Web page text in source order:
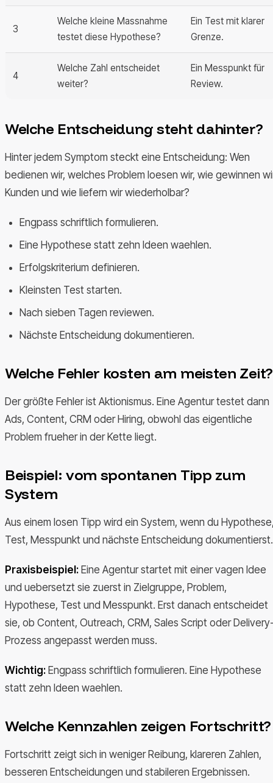
3
Welche kleine Massnahme
testet diese Hypothese?
Ein Test mit klarer
Grenze.
4
Welche Zahl entscheidet
weiter?
Ein Messpunkt für
Review.
Welche Entscheidung steht dahinter?
Hinter jedem Symptom steckt eine Entscheidung: Wen
bedienen wir, welches Problem loesen wir, wie gewinnen
Kunden und wie liefern wir wiederholbar?
Engpass schriftlich formulieren.
Eine Hypothese statt zehn Ideen waehlen.
Erfolgskriterium definieren.
Kleinsten Test starten.
Nach sieben Tagen reviewen.
Nächste Entscheidung dokumentieren.
Welche Fehler kosten am meisten Zeit?
Der größte Fehler ist Aktionismus. Eine Agentur testet dann
Ads, Content, CRM oder Hiring, obwohl das eigentliche
Problem frueher in der Kette liegt.
Beispiel: vom spontanen Tipp zum
System
Aus einem losen Tipp wird ein System, wenn du
Test, Messpunkt und nächste Entscheidung dokumentierst.
Praxisbeispiel: Eine Agentur startet mit einer vagen Idee
und uebersetzt sie zuerst in Zielgruppe, Problem,
Hypothese, Test und Messpunkt. Erst danach entscheidet
sie, ob Content, Outreach, CRM, Sales Script oder
Prozess angepasst werden muss.
Wichtig: Engpass schriftlich formulieren. Eine Hypothese
statt zehn Ideen waehlen.
Welche Kennzahlen zeigen Fortschritt?
Fortschritt zeigt sich in weniger Reibung, klareren Zahlen,
besseren Entscheidungen und stabileren Ergebnissen.